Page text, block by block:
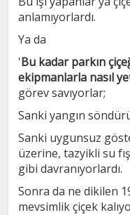
anlamıyorlardı.
Ya da
'Bu kadar parkın
ekipmanlarla nasıl
görev savıyorlar;
Sanki yangın
Sanki uygunsuz
üzerine, tazyikli su
gibi davranıyorlardı.
Sonra da ne dikilen
mevsimlik çiçek